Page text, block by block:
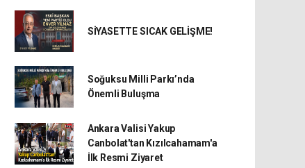
SİYASETTE SICAK GELİŞME!
Soğuksu Milli Parkı’nda
Önemli Buluşma
Ankara Valisi Yakup
Canbolat'tan Kızılcahamam'a
İlk Resmi Ziyaret